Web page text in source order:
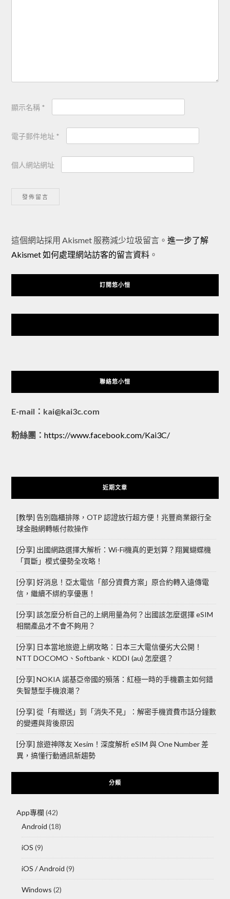
顯示名稱 *
電子郵件地址 *
個人網站網址
Alternative:
這個網站採用 Akismet 服務減少垃圾留言。 進一步了解
Akismet 如何處理網站訪客的留言資料。
訂閱悠小愷
聯絡悠小愷
E-mail：kai@kai3c.com
粉絲團： https://www.facebook.com/Kai3C/
近期文章
[教學] 告別臨櫃排隊，OTP 認證放行超方便！兆豐商業銀行全
球金融網轉帳付款操作
[分享] 出國網路選擇大解析：Wi-Fi機真的更划算？翔翼蝴蝶機
「買斷」模式優勢全攻略！
[分享] 好消息！亞太電信「部分資費方案」原合約轉入遠傳電
信，繼續不綁約享優惠！
[分享] 該怎麼分析自己的上網用量為何？出國該怎麼選擇 eSIM
相關產品才不會不夠用？
[分享] 日本當地旅遊上網攻略：日本三大電信優劣大公開！
NTT DOCOMO、Softbank、KDDI (au) 怎麼選？
[分享] NOKIA 諾基亞帝國的殞落：紅極一時的手機霸主如何錯
失智慧型手機浪潮？
[分享] 從「有贈送」到「消失不見」：解密手機資費市話分鐘數
的變遷與背後原因
[分享] 旅遊神隊友 Xesim！深度解析 eSIM 與 One Number 差
異，搞懂行動通訊新趨勢
分類
App專欄 (42)
Android (18)
iOS (9)
iOS / Android (9)
Windows (2)